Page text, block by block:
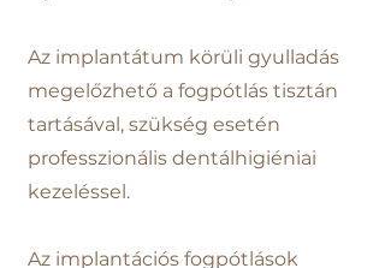
Az implantátum körüli gyulladás
megelőzhető a fogpótlás tisztán
tartásával, szükség esetén
professzionális dentálhigiéniai
kezeléssel.
Az implantációs fogpótlások